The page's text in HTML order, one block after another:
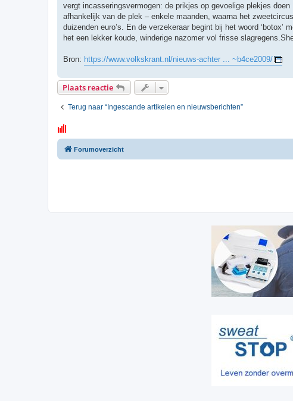
vergt incasseringsvermogen: de prikjes op gevoelige plekjes
afhankelijk van de plek – enkele maanden, waarna het
duizenden euro’s. En de verzekeraar begint bij het woord
het een lekker koude, winderige nazomer vol frisse
Bron: https://www.volkskrant.nl/nieuws-achter ... ~b4ce2009/
Plaats reactie
Terug naar “Ingescande artikelen en nieuwsberichten”
Forumoverzicht